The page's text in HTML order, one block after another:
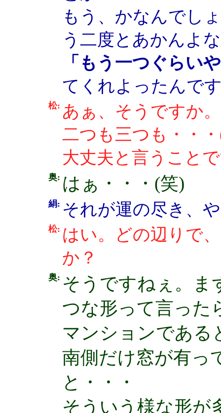
もう、かなんでし
う二度とあかんよ
「もう一つぐらい
てくれよったんで
松: あぁ、そうですか
二つも三つも・・
大丈夫と言うこと
奥: はぁ・・・(笑)
絹: それが運の尽き、
松: はい。どの辺りで
か？
奥: そうですねぇ。ま
つな形って言った
マンションである
南側だけ窓が有っ
と・・・
そういう様な形が